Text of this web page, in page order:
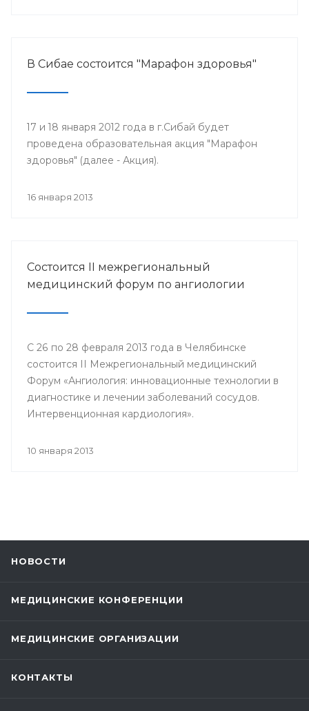
В Сибае состоится "Марафон здоровья"
17 и 18 января 2012 года в г.Сибай будет
проведена образовательная акция "Марафон
здоровья" (далее - Акция).
16 января 2013
Состоится II межрегиональный
медицинский форум по ангиологии
С 26 по 28 февраля 2013 года в Челябинске
состоится II Межрегиональный медицинский
Форум «Ангиология: инновационные технологии в
диагностике и лечении заболеваний сосудов.
Интервенционная кардиология».
10 января 2013
НОВОСТИ
МЕДИЦИНСКИЕ КОНФЕРЕНЦИИ
МЕДИЦИНСКИЕ ОРГАНИЗАЦИИ
КОНТАКТЫ